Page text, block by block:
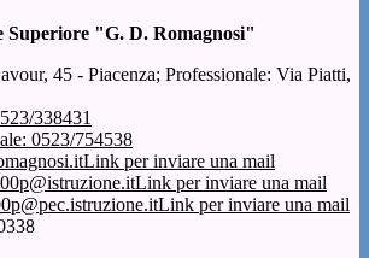
"G. D. Romagnosi"
45 - Piacenza; Professionale: Via Piatti,
338431
0523/754538
Link per inviare una mail
Link per inviare una mail
Link per inviare una mail